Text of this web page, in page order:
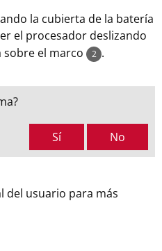
la cubierta de la batería
el procesador deslizando
el marco
2 .
Sí No
del usuario para más